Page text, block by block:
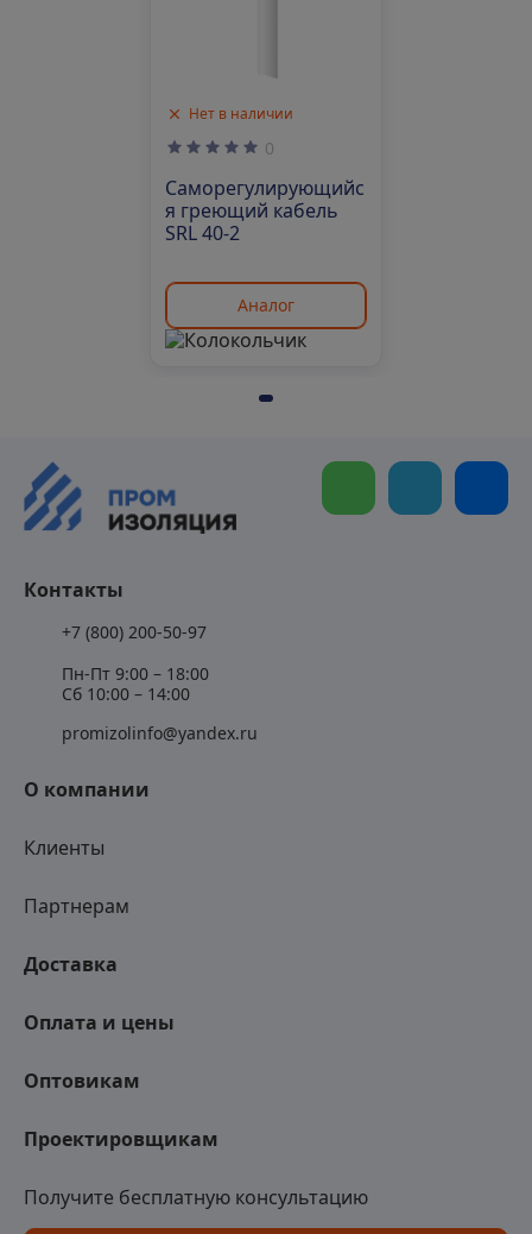
Нет в наличии
0
Саморегулирующийс
я греющий кабель
SRL 40-2
Аналог
Получите бесплатную консультацию
О компании
Клиенты
Партнерам
Доставка
Оплата и цены
Оптовикам
Проектировщикам
Контакты
+7 (800) 200-50-97
Пн-Пт 9:00 – 18:00
Сб 10:00 – 14:00
promizolinfo@yandex.ru